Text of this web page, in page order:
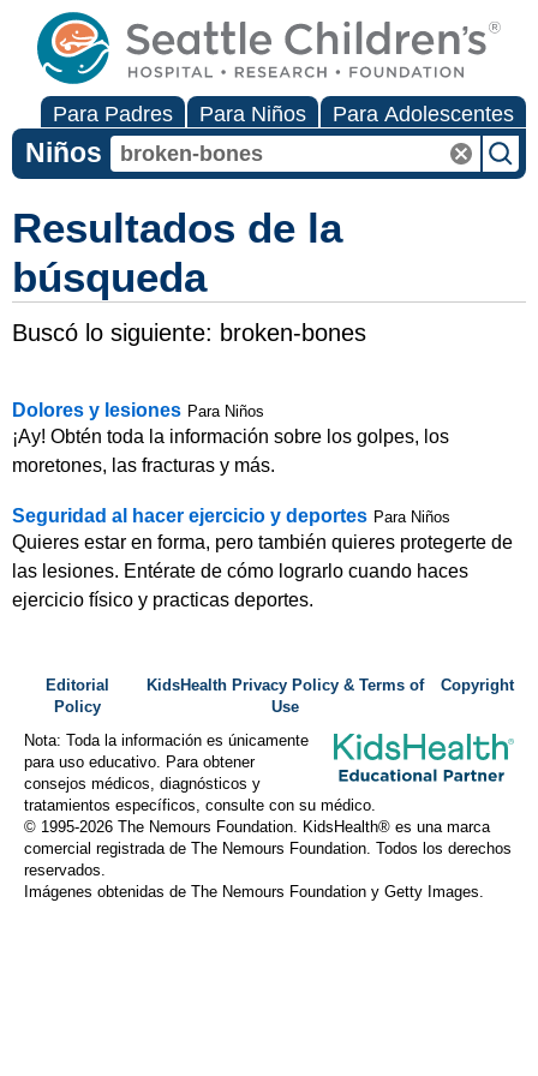
Para Padres Para Niños Para Adolescentes
Niños
Resultados de la
búsqueda
Buscó lo siguiente: broken-bones
Dolores y lesiones Para Niños
¡Ay! Obtén toda la información sobre los golpes, los
moretones, las fracturas y más.
Seguridad al hacer ejercicio y deportes Para Niños
Quieres estar en forma, pero también quieres protegerte de
las lesiones. Entérate de cómo lograrlo cuando haces
ejercicio físico y practicas deportes.
Editorial
Policy
KidsHealth Privacy Policy & Terms of
Use
Copyright
Nota: Toda la información es únicamente
para uso educativo. Para obtener
consejos médicos, diagnósticos y
tratamientos específicos, consulte con su médico.
© 1995-2026 The Nemours Foundation. KidsHealth® es una marca
comercial registrada de The Nemours Foundation. Todos los derechos
reservados.
Imágenes obtenidas de The Nemours Foundation y Getty Images.